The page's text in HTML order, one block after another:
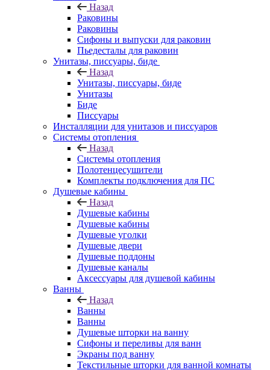
Назад
Раковины
Раковины
Сифоны и выпуски для раковин
Пьедесталы для раковин
Унитазы, писсуары, биде
Назад
Унитазы, писсуары, биде
Унитазы
Биде
Писсуары
Инсталляции для унитазов и писсуаров
Системы отопления
Назад
Системы отопления
Полотенцесушители
Комплекты подключения для ПС
Душевые кабины
Назад
Душевые кабины
Душевые кабины
Душевые уголки
Душевые двери
Душевые поддоны
Душевые каналы
Аксессуары для душевой кабины
Ванны
Назад
Ванны
Ванны
Душевые шторки на ванну
Сифоны и переливы для ванн
Экраны под ванну
Текстильные шторки для ванной комнаты